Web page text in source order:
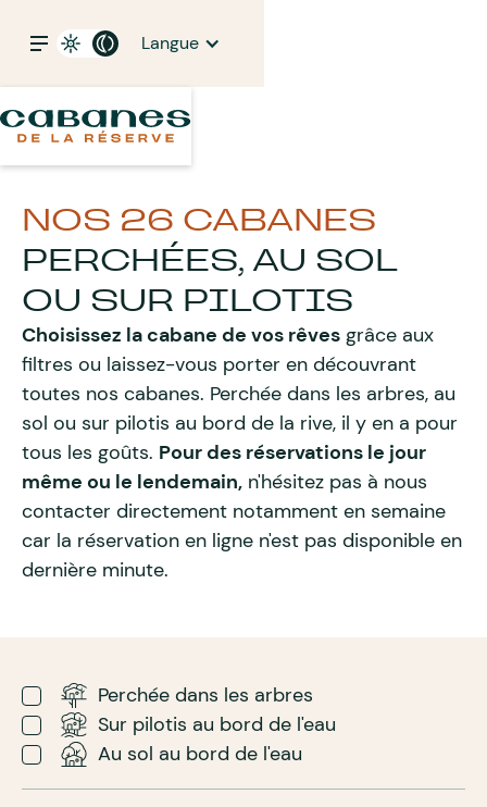
Langue
NOS 26 CABANES
PERCHÉES, AU SOL
OU SUR PILOTIS
Choisissez la cabane de vos rêves grâce aux
filtres ou laissez-vous porter en découvrant
toutes nos cabanes. Perchée dans les arbres, au
sol ou sur pilotis au bord de la rive, il y en a pour
tous les goûts. Pour des réservations le jour
même ou le lendemain, n'hésitez pas à nous
contacter directement notamment en semaine
car la réservation en ligne n'est pas disponible en
dernière minute.
Perchée dans les arbres
Sur pilotis au bord de l'eau
Au sol au bord de l'eau